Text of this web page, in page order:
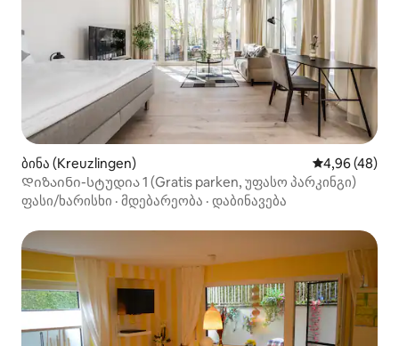
ბინა (Kreuzlingen) საშუალო
4,96 (48)
Დიზაინი-სტუდია 1 (Gratis parken, უფასო პარკინგი)
ფასი/ხარისხი · მდებარეობა · დაბინავება